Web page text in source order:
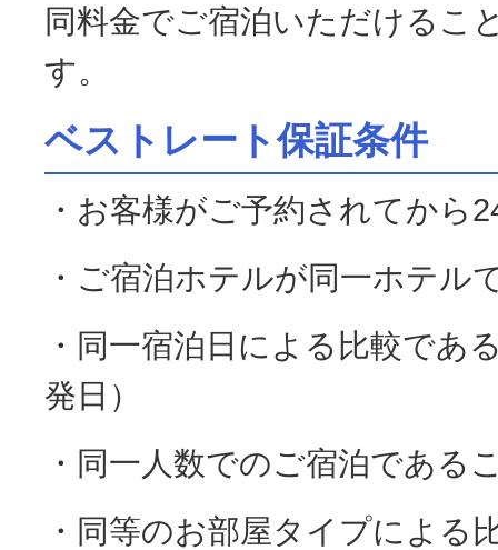
同料金でご宿泊いただけるこ
す。
ベストレート保証条件
・お客様がご予約されてから
・ご宿泊ホテルが同一ホテル
・同一宿泊日による比較であ
発日）
・同一人数でのご宿泊である
・同等のお部屋タイプによる